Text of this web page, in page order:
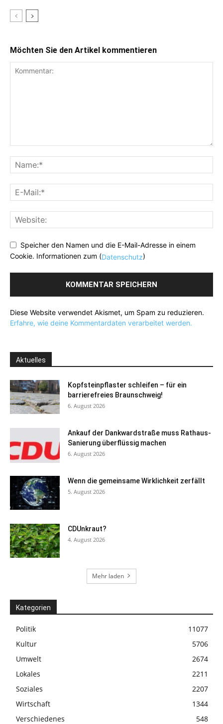
Möchten Sie den Artikel kommentieren
Speicher den Namen und die E-Mail-Adresse in einem
Cookie. Informationen zum (Datenschutz)
Diese Website verwendet Akismet, um Spam zu reduzieren.
Erfahre, wie deine Kommentardaten verarbeitet werden.
Aktuelles
Kopfsteinpflaster schleifen – für ein
barrierefreies Braunschweig!
6. August 2026
Ankauf der Dankwardstraße muss Rathaus-
Sanierung überflüssig machen
6. August 2026
Wenn die gemeinsame Wirklichkeit zerfällt
5. August 2026
CDUnkraut?
4. August 2026
Mehr laden
Kategorien
Politik
11077
Kultur
5706
Umwelt
2674
Lokales
2211
Soziales
2207
Wirtschaft
1344
Verschiedenes
548